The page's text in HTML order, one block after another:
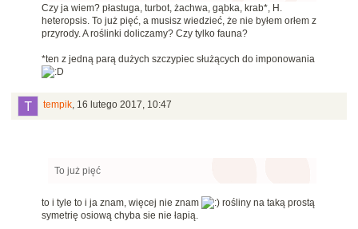
Czy ja wiem? płastuga, turbot, żachwa, gąbka, krab*, H.
heteropsis. To już pięć, a musisz wiedzieć, że nie byłem orłem z
przyrody. A roślinki doliczamy? Czy tylko fauna?
*ten z jedną parą dużych szczypiec służących do imponowania
tempik, 16 lutego 2017, 10:47
To już pięć
to i tyle to i ja znam, więcej nie znam
rośliny na taką prostą
symetrię osiową chyba sie nie łapią.